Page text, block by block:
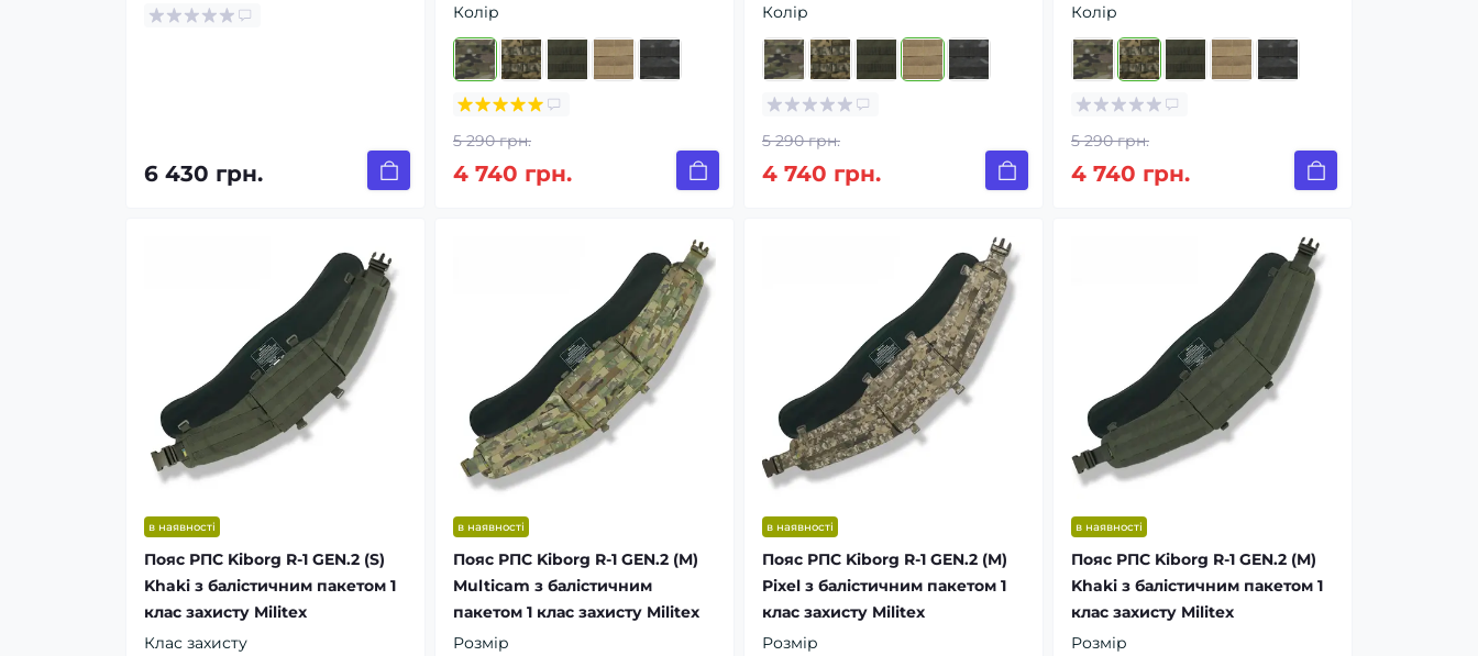
6 430 грн.
Колір
5 290 грн.
4 740 грн.
Колір
5 290 грн.
4 740 грн.
Колір
5 290 грн.
4 740 грн.
в наявності
Пояс РПС Kiborg R-1 GEN.2 (S)
Khaki з балістичним пакетом 1
клас захисту Militex
Клас захисту
в наявності
Пояс РПС Kiborg R-1 GEN.2 (M)
Multicam з балістичним
пакетом 1 клас захисту Militex
Розмір
в наявності
Пояс РПС Kiborg R-1 GEN.2 (M)
Pixel з балістичним пакетом 1
клас захисту Militex
Розмір
в наявності
Пояс РПС Kiborg R-1 GEN.2 (M)
Khaki з балістичним пакетом 1
клас захисту Militex
Розмір